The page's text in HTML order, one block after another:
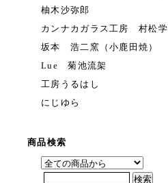
柚木沙弥郎
カンナカガラス工房 村松学
坂本 浩二窯（小鹿田焼）
Lue 菊池流架
工房うるはし
にじゆら
商品検索